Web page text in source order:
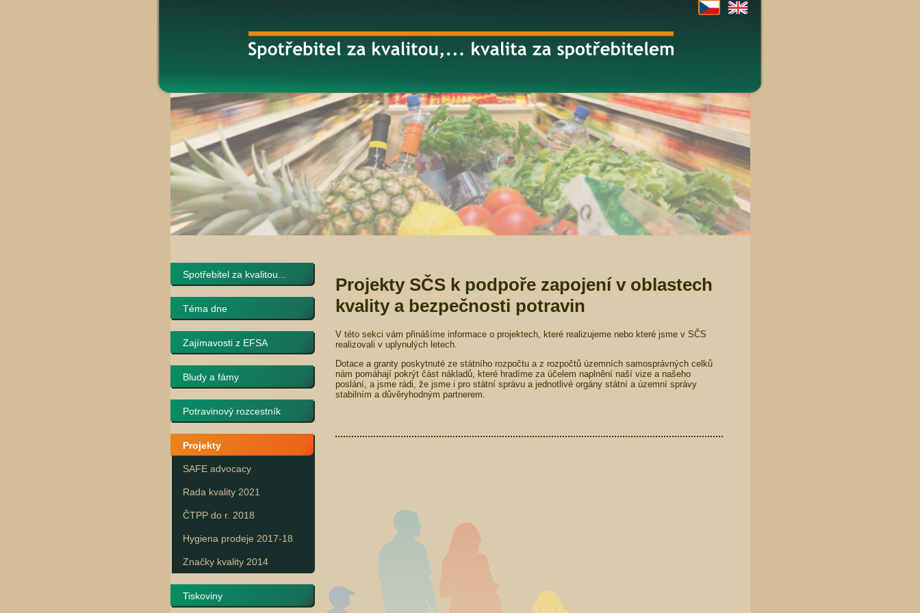
Spotřebitel za kvalitou...
Téma dne
Zajímavosti z EFSA
Bludy a fámy
Potravinový rozcestník
Projekty
SAFE advocacy
Rada kvality 2021
ČTPP do r. 2018
Hygiena prodeje 2017-18
Značky kvality 2014
Tiskoviny
Projekty SČS k podpoře zapojení v oblastech
kvality a bezpečnosti potravin
V této sekci vám přinášíme informace o projektech, které realizujeme nebo které jsme v SČS
realizovali v uplynulých letech.
Dotace a granty poskytnuté ze státního rozpočtu a z rozpočtů územních samosprávných celků
nám pomáhají pokrýt část nákladů, které hradíme za účelem naplnění naší vize a našeho
poslání, a jsme rádi, že jsme i pro státní správu a jednotlivé orgány státní a územní správy
stabilním a důvěryhodným partnerem.